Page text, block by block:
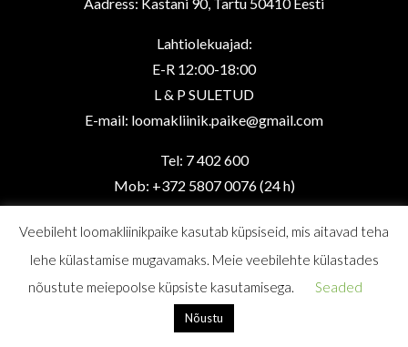
Lahtiolekuajad:
E-R 12:00-18:00
L & P SULETUD
E-mail: loomakliinik.paike@gmail.com
Tel: 7 402 600
Mob: +372 5807 0076 (24 h)
Copyright © 2026Loomakliinik Päike. |
Privaatsuspoliitika
Veebileht loomakliinikpaike kasutab küpsiseid, mis aitavad teha
lehe külastamise mugavamaks. Meie veebilehte külastades
nõustute meiepoolse küpsiste kasutamisega.
Seaded
Nõustu